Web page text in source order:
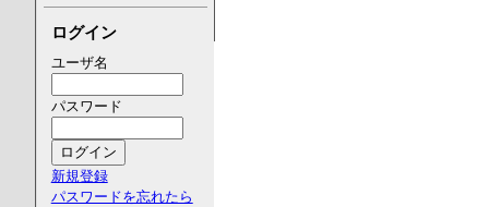
ログイン
ユーザ名
パスワード
新規登録
パスワードを忘れたら